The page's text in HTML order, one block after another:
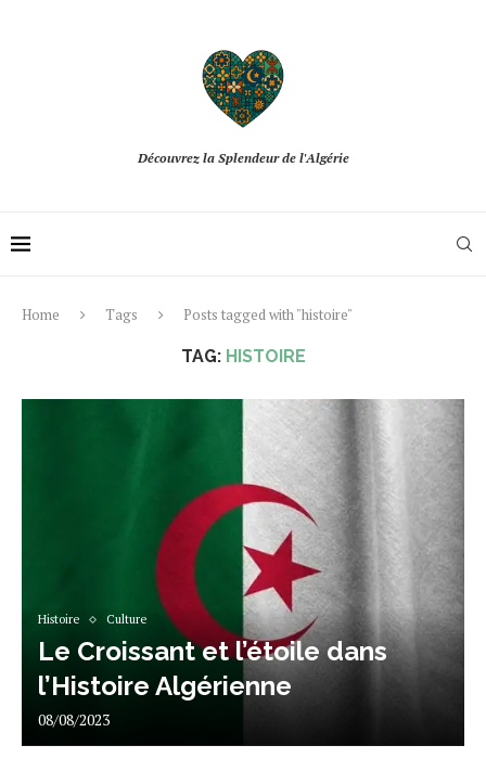
Découvrez la Splendeur de l'Algérie
Home Tags Posts tagged with "histoire"
TAG: HISTOIRE
Histoire Culture
Le Croissant et l’étoile dans
l’Histoire Algérienne
08/08/2023